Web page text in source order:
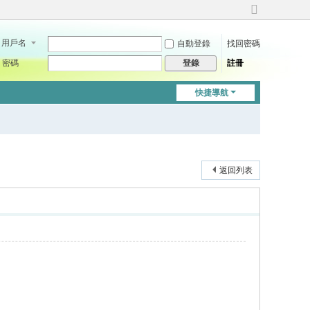
切
到
用戶名 自動登錄
找回密碼
密碼
登錄 註冊
快捷導航
返回列表